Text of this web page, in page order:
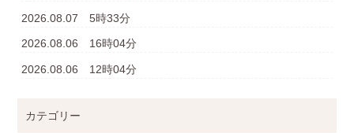
2026.08.07 5時33分
2026.08.06 16時04分
2026.08.06 12時04分
カテゴリー